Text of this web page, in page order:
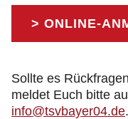
> ONLINE-
Sollte es
meldet Euch bitte
info@tsvbayer04.de